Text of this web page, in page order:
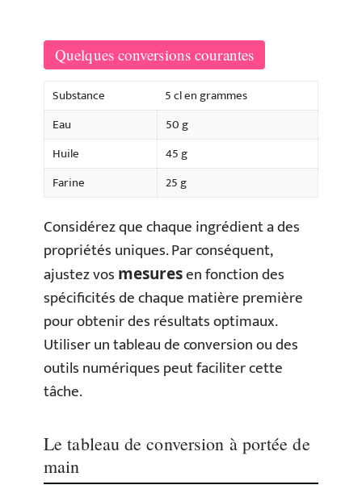
Quelques conversions courantes
Substance
5 cl en grammes
Eau
50 g
Huile
45 g
Farine
25 g
Considérez que chaque ingrédient a des
propriétés uniques. Par conséquent,
ajustez vos mesuresen fonction des
spécificités de chaque matière première
pour obtenir des résultats optimaux.
Utiliser un tableau de conversion ou des
outils numériques peut faciliter cette
tâche.
Le tableau de conversion à portée de
main